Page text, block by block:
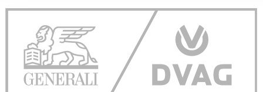
ihnen bereitgestellt haben oder die sie im Rahmen Ihrer
gesammelt haben. Die
Cookie-Einstellungenkönnen
Footer aufgerufen und angepasst werden.